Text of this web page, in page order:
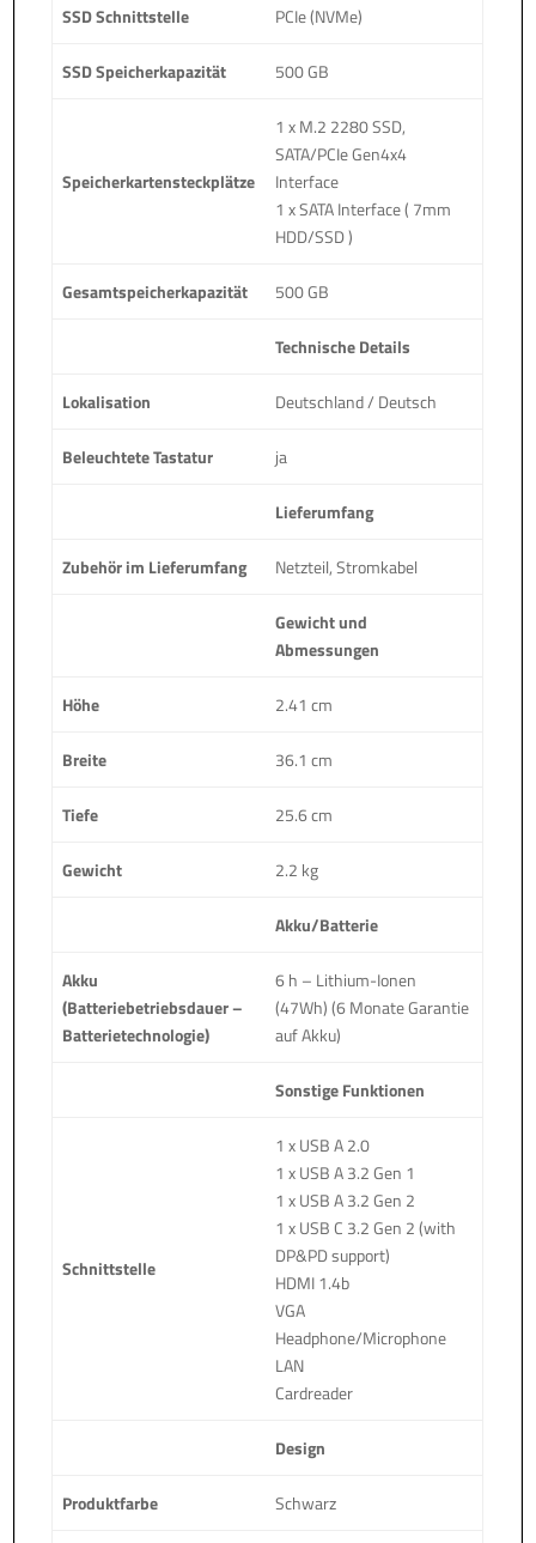
SSD Schnittstelle PCIe (NVMe)
SSD Speicherkapazität 500 GB
Speicherkartensteckplätze
1 x M.2 2280 SSD,
SATA/PCIe Gen4x4
Interface
1 x SATA Interface ( 7mm
HDD/SSD )
Gesamtspeicherkapazität 500 GB
Technische Details
Lokalisation Deutschland / Deutsch
Beleuchtete Tastatur ja
Lieferumfang
Zubehör im Lieferumfang Netzteil, Stromkabel
Gewicht und
Abmessungen
Höhe 2.41 cm
Breite 36.1 cm
Tiefe 25.6 cm
Gewicht 2.2 kg
Akku/Batterie
Akku
(Batteriebetriebsdauer –
Batterietechnologie)
6 h – Lithium-Ionen
(47Wh) (6 Monate Garantie
auf Akku)
Sonstige Funktionen
Schnittstelle
1 x USB A 2.0
1 x USB A 3.2 Gen 1
1 x USB A 3.2 Gen 2
1 x USB C 3.2 Gen 2 (with
DP&PD support)
HDMI 1.4b
VGA
Headphone/Microphone
LAN
Cardreader
Design
Produktfarbe Schwarz